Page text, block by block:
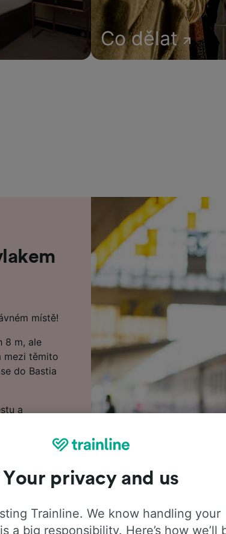
Co dělat
místě!
8 m, ale
mezi těmito
do Bastia
a
našem
jízdenek z
včetně často
vlaků
připraveni
Your privacy and us
Trainline. We know handling your
a big responsibility. Here’s how we’ll